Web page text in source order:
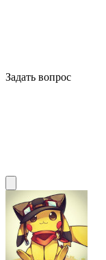
Задать вопрос